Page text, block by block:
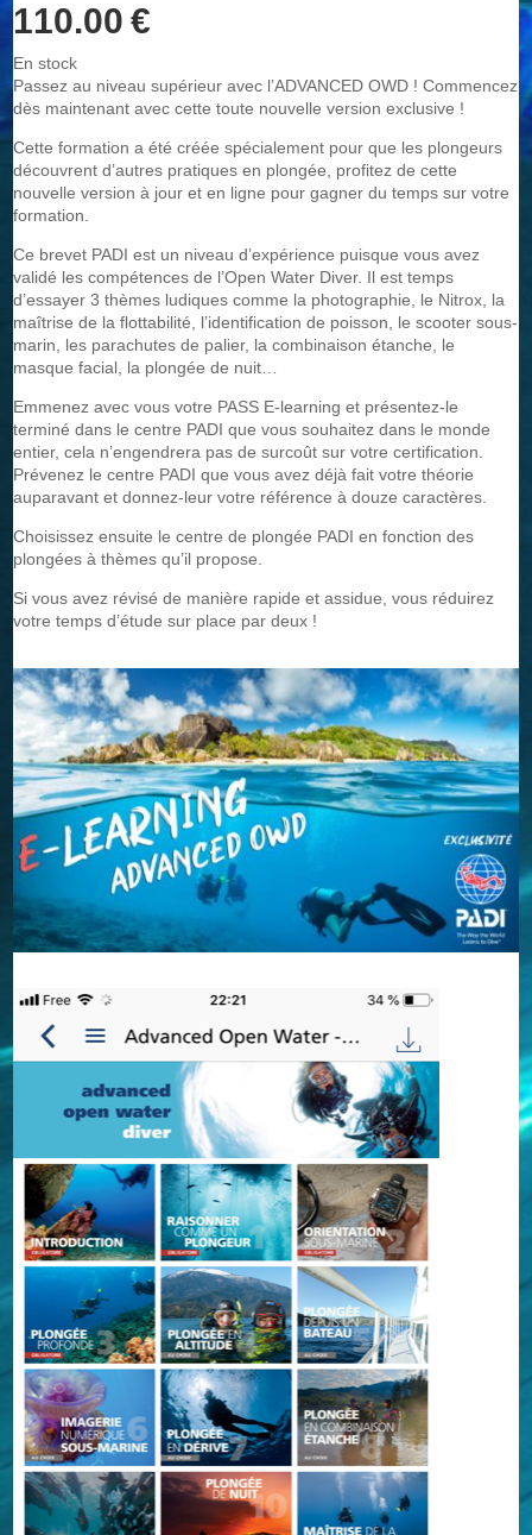
110.00 €
En stock
Passez au niveau supérieur avec l’ADVANCED OWD ! Commencez
dès maintenant avec cette toute nouvelle version exclusive !
Cette formation a été créée spécialement pour que les plongeurs
découvrent d’autres pratiques en plongée, profitez de cette
nouvelle version à jour et en ligne pour gagner du temps sur votre
formation.
Ce brevet PADI est un niveau d’expérience puisque vous avez
validé les compétences de l’Open Water Diver. Il est temps
d’essayer 3 thèmes ludiques comme la photographie, le Nitrox, la
maîtrise de la flottabilité, l’identification de poisson, le scooter sous-
marin, les parachutes de palier, la combinaison étanche, le
masque facial, la plongée de nuit…
Emmenez avec vous votre PASS E-learning et présentez-le
terminé dans le centre PADI que vous souhaitez dans le monde
entier, cela n’engendrera pas de surcoût sur votre certification.
Prévenez le centre PADI que vous avez déjà fait votre théorie
auparavant et donnez-leur votre référence à douze caractères.
Choisissez ensuite le centre de plongée PADI en fonction des
plongées à thèmes qu’il propose.
Si vous avez révisé de manière rapide et assidue, vous réduirez
votre temps d’étude sur place par deux !